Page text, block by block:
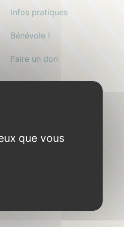
Infos pratiques
Bénévole !
Faire un don
que vous